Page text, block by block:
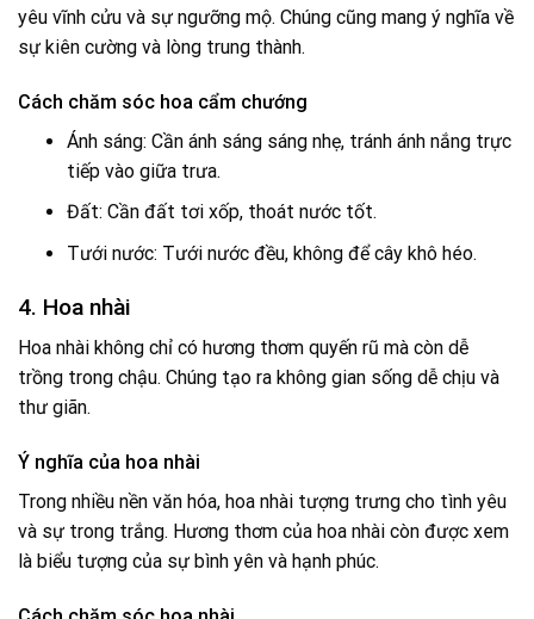
yêu vĩnh cửu và sự ngưỡng mộ. Chúng cũng mang ý nghĩa về
sự kiên cường và lòng trung thành.
Cách chăm sóc hoa cẩm chướng
Ánh sáng: Cần ánh sáng sáng nhẹ, tránh ánh nắng trực
tiếp vào giữa trưa.
Đất: Cần đất tơi xốp, thoát nước tốt.
Tưới nước: Tưới nước đều, không để cây khô héo.
4. Hoa nhài
Hoa nhài không chỉ có hương thơm quyến rũ mà còn dễ
trồng trong chậu. Chúng tạo ra không gian sống dễ chịu và
thư giãn.
Ý nghĩa của hoa nhài
Trong nhiều nền văn hóa, hoa nhài tượng trưng cho tình yêu
và sự trong trắng. Hương thơm của hoa nhài còn được xem
là biểu tượng của sự bình yên và hạnh phúc.